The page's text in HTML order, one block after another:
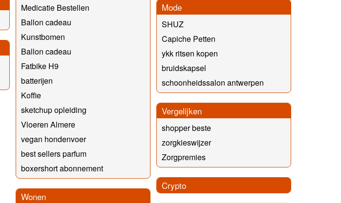
Medicatie Bestellen
Ballon cadeau
Kunstbomen
Ballon cadeau
Fatbike H9
batterijen
Koffie
sketchup opleiding
Vloeren Almere
vegan hondenvoer
best sellers parfum
boxershort abonnement
Wonen
Mode
SHUZ
Capiche Petten
ykk ritsen kopen
bruidskapsel
schoonheidssalon antwerpen
Vergelijken
shopper beste
zorgkieswijzer
Zorgpremies
Crypto